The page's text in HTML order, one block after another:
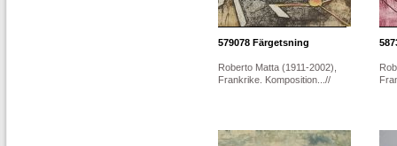
579078 Färgetsning
Roberto Matta (1911-2002),
Frankrike. Komposition...//